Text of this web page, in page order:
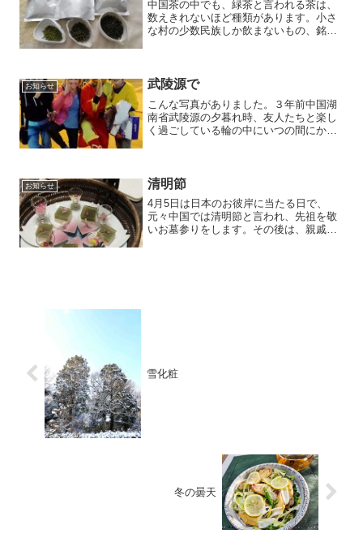
中国茶の中でも、緑茶と言われる茶は、
数えきれないほど種類があります。小さ
な村の少数民族しか飲まないもの、銘茶
で１００度以上の高温で焙...
お知らせ 武陵源で
こんな写真がありました。３年前中国湖
南省武陵源の夕暮れ時、友人たちと楽し
く過ごしている輪の中にいつの間にか孫
お知らせ 清明節
4月5日は日本のお彼岸に当たる日で、
元々中国では清明節と言われ、先祖を敬
いお墓参りをします。その後は、親戚で
雪化粧
冬の曇天